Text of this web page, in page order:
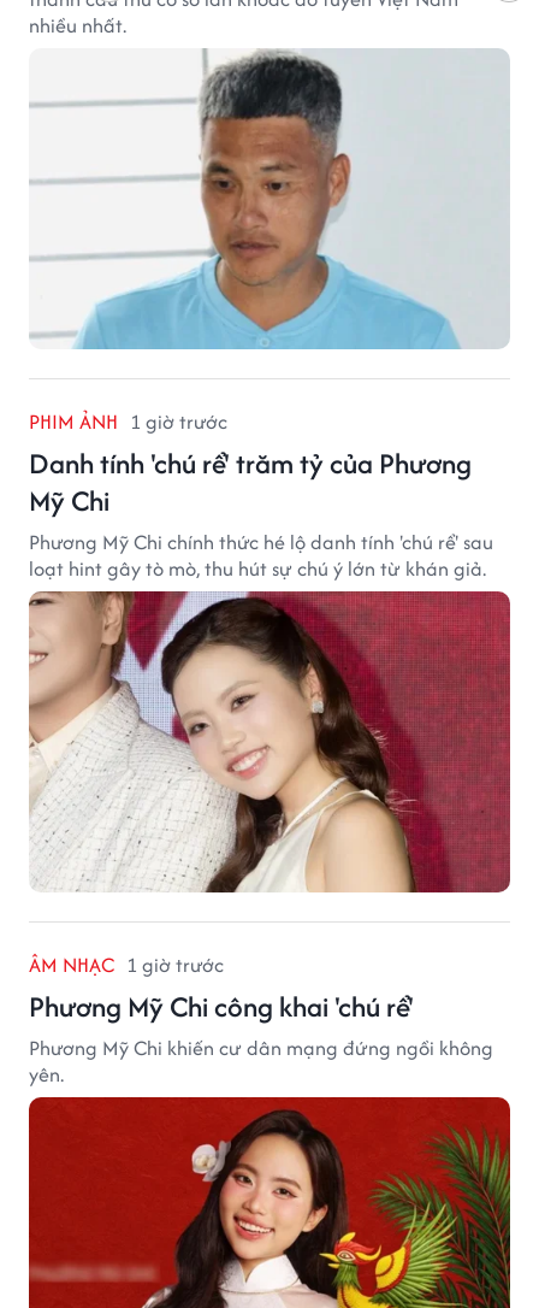
nhiều nhất.
PHIM ẢNH 1 giờ trước
Danh tính 'chú rể' trăm tỷ của Phương
Mỹ Chi
Phương Mỹ Chi chính thức hé lộ danh tính 'chú rể' sau
loạt hint gây tò mò, thu hút sự chú ý lớn từ khán giả.
ÂM NHẠC 1 giờ trước
Phương Mỹ Chi công khai 'chú rể'
Phương Mỹ Chi khiến cư dân mạng đứng ngồi không
yên.